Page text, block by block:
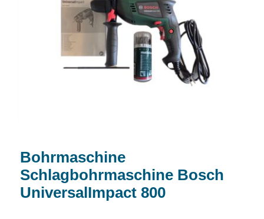
Bohrmaschine Schlagbohrmaschine
Bosch UniversalImpact 800
Bohrmaschine
Schlagbohrmaschine Bosch
UniversalImpact 800